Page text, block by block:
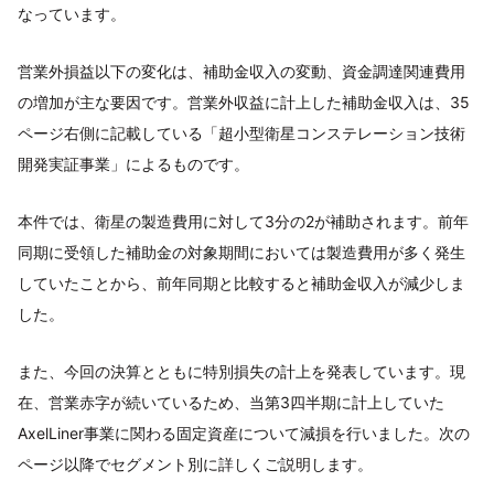
なっています。
営業外損益以下の変化は、補助金収入の変動、資金調達関連費用
の増加が主な要因です。営業外収益に計上した補助金収入は、35
ページ右側に記載している「超小型衛星コンステレーション技術
開発実証事業」によるものです。
本件では、衛星の製造費用に対して3分の2が補助されます。前年
同期に受領した補助金の対象期間においては製造費用が多く発生
していたことから、前年同期と比較すると補助金収入が減少しま
した。
また、今回の決算とともに特別損失の計上を発表しています。現
在、営業赤字が続いているため、当第3四半期に計上していた
AxelLiner事業に関わる固定資産について減損を行いました。次の
ページ以降でセグメント別に詳しくご説明します。